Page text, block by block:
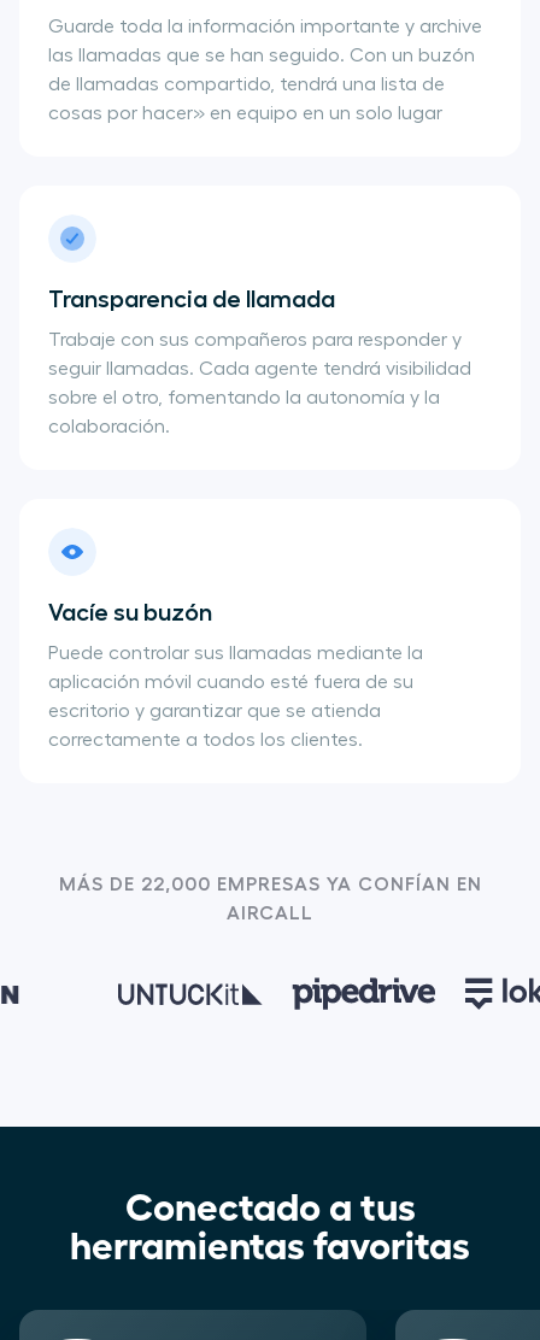
Guarde toda la información importante y archive
las llamadas que se han seguido. Con un buzón
de llamadas compartido, tendrá una lista de
cosas por hacer» en equipo en un solo lugar
Transparencia de llamada
Trabaje con sus compañeros para responder y
seguir llamadas. Cada agente tendrá visibilidad
sobre el otro, fomentando la autonomía y la
colaboración.
Vacíe su buzón
Puede controlar sus llamadas mediante la
aplicación móvil cuando esté fuera de su
escritorio y garantizar que se atienda
correctamente a todos los clientes.
MÁS DE 22,000 EMPRESAS YA CONFÍAN EN
AIRCALL
Conectado a tus
herramientas favoritas